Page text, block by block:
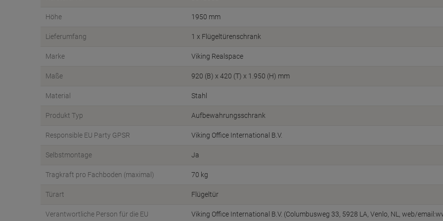
Höhe 1950 mm
Lieferumfang 1 x Flügeltürenschrank
Marke Viking Realspace
Maße 920 (B) x 420 (T) x 1.950 (H) mm
Material Stahl
Produkt Typ Aufbewahrungsschrank
Responsible EU Party GPSR Viking Office International B.V.
Selbstmontage Ja
Tragkraft pro Fachboden (maximal) 70 kg
Türart Flügeltür
Verantwortliche Person für die EU Viking Office International B.V. (Columbusweg 33, 5928 LA, Venlo, NL, web/